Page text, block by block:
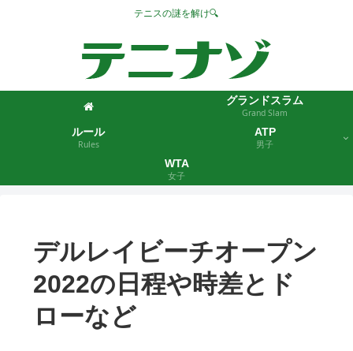
テニスの謎を解け🔍
グランドスラム
Grand Slam
ルール
Rules
ATP
男子
WTA
女子
デルレイビーチオープン
2022の日程や時差とド
ローなど